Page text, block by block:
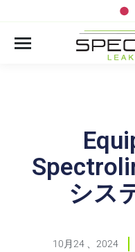
シス
10月24 、2024